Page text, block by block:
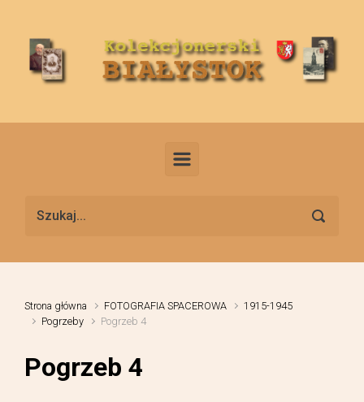
Strona główna FOTOGRAFIA SPACEROWA
1915-1945
Pogrzeby
Pogrzeb 4
Pogrzeb 4